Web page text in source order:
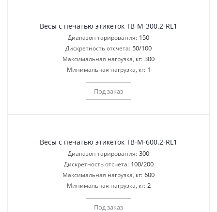
Весы с печатью этикеток ТВ-M-300.2-RL1
Диапазон тарирования: 150
Дискретность отсчета: 50/100
Максимальная нагрузка, кг: 300
Минимальная нагрузка, кг: 1
Под заказ
Весы с печатью этикеток ТВ-M-600.2-RL1
Диапазон тарирования: 300
Дискретность отсчета: 100/200
Максимальная нагрузка, кг: 600
Минимальная нагрузка, кг: 2
Под заказ